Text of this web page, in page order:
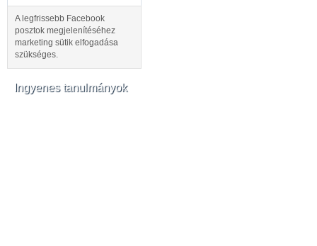
A legfrissebb Facebook
posztok megjelenítéséhez
marketing sütik elfogadása
szükséges.
Ingyenes tanulmányok